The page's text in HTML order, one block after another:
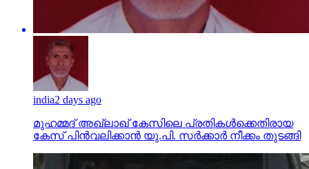
india2 days ago
മുഹമ്മദ് അഖ്‌ലാഖ് കേസിലെ പ്രതികള്‍ക്കെതിരായ
കേസ് പിന്‍വലിക്കാന്‍ യു.പി. സര്‍ക്കാര്‍ നീക്കം തുടങ്ങി